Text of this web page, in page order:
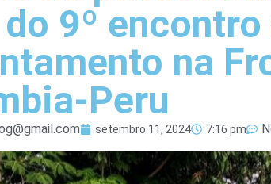
9º encontro
na
Peru
setembro 11, 2024 7:16 pm